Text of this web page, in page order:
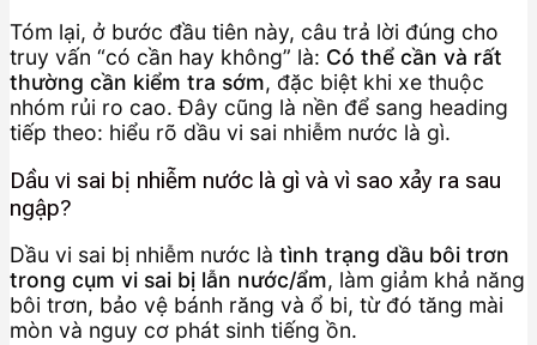
Tóm lại, ở bước đầu tiên này, câu trả lời đúng cho
truy vấn “có cần hay không” là: Có thể cần và rất
thường cần kiểm tra sớm, đặc biệt khi xe thuộc
nhóm rủi ro cao. Đây cũng là nền để sang heading
tiếp theo: hiểu rõ dầu vi sai nhiễm nước là gì.
Dầu vi sai bị nhiễm nước là gì và vì sao xảy ra sau
ngập?
Dầu vi sai bị nhiễm nước là tình trạng dầu bôi trơn
trong cụm vi sai bị lẫn nước/ẩm, làm giảm khả năng
bôi trơn, bảo vệ bánh răng và ổ bi, từ đó tăng mài
mòn và nguy cơ phát sinh tiếng ồn.